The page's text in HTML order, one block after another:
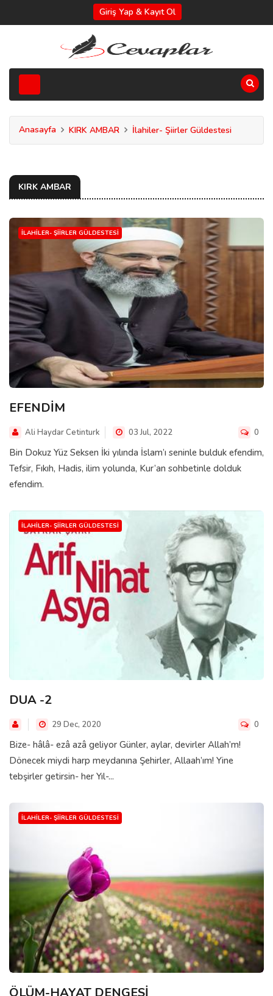
Giriş Yap & Kayıt Ol
Anasayfa KIRK AMBAR İlahiler- Şiirler Güldestesi
KIRK AMBAR
İLAHILER- ŞIIRLER GÜLDESTESI
EFENDİM
Ali Haydar Cetinturk 03 Jul, 2022 0
Bin Dokuz Yüz Seksen İki yılında İslam’ı seninle bulduk efendim,
Tefsir, Fıkıh, Hadis, ilim yolunda, Kur’an sohbetinle dolduk
efendim.
İLAHILER- ŞIIRLER GÜLDESTESI
DUA -2
29 Dec, 2020 0
Bize- hâlâ- ezâ azâ geliyor Günler, aylar, devirler Allah’m!
Dönecek miydi harp meydanına Şehirler, Allaah’ım! Yine
tebşirler getirsin- her Yıl-...
İLAHILER- ŞIIRLER GÜLDESTESI
ÖLÜM-HAYAT DENGESİ